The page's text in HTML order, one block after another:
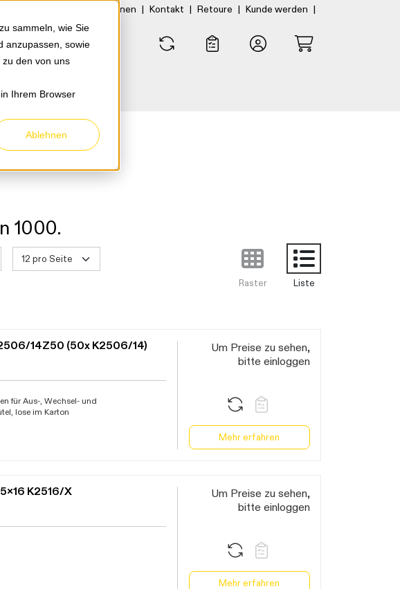
sammeln, wie Sie
anzupassen, sowie
den von uns
Ihrem Browser
Ablehnen
Ihre Ansprechpartner:innen | Kontakt | Retoure | Kunde werden |
Über eltric
1000.
Raster Liste
14Z50 (50x K2506/14)
für Aus-, Wechsel- und
lose im Karton
Um Preise zu sehen,
bitte einloggen
Mehr erfahren
K2516/X
Um Preise zu sehen,
bitte einloggen
Mehr erfahren